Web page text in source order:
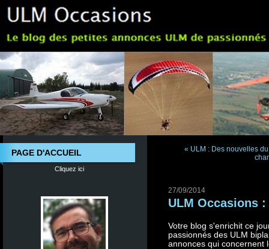
PAGE D'ACCUEIL
Cliquez ici
« ULM : Des nouvelles
27/09/2014
ULM Occasions
Votre blog s'enrichit ce
passionnés des ULM
annonces qui concernent